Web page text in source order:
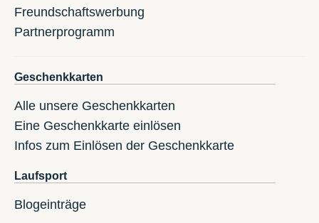
Freundschaftswerbung
Partnerprogramm
Geschenkkarten
Alle unsere Geschenkkarten
Eine Geschenkkarte einlösen
Infos zum Einlösen der Geschenkkarte
Laufsport
Blogeinträge